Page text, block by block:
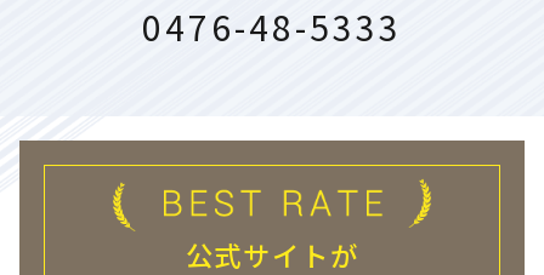
0476-48-5333
公式サイトが